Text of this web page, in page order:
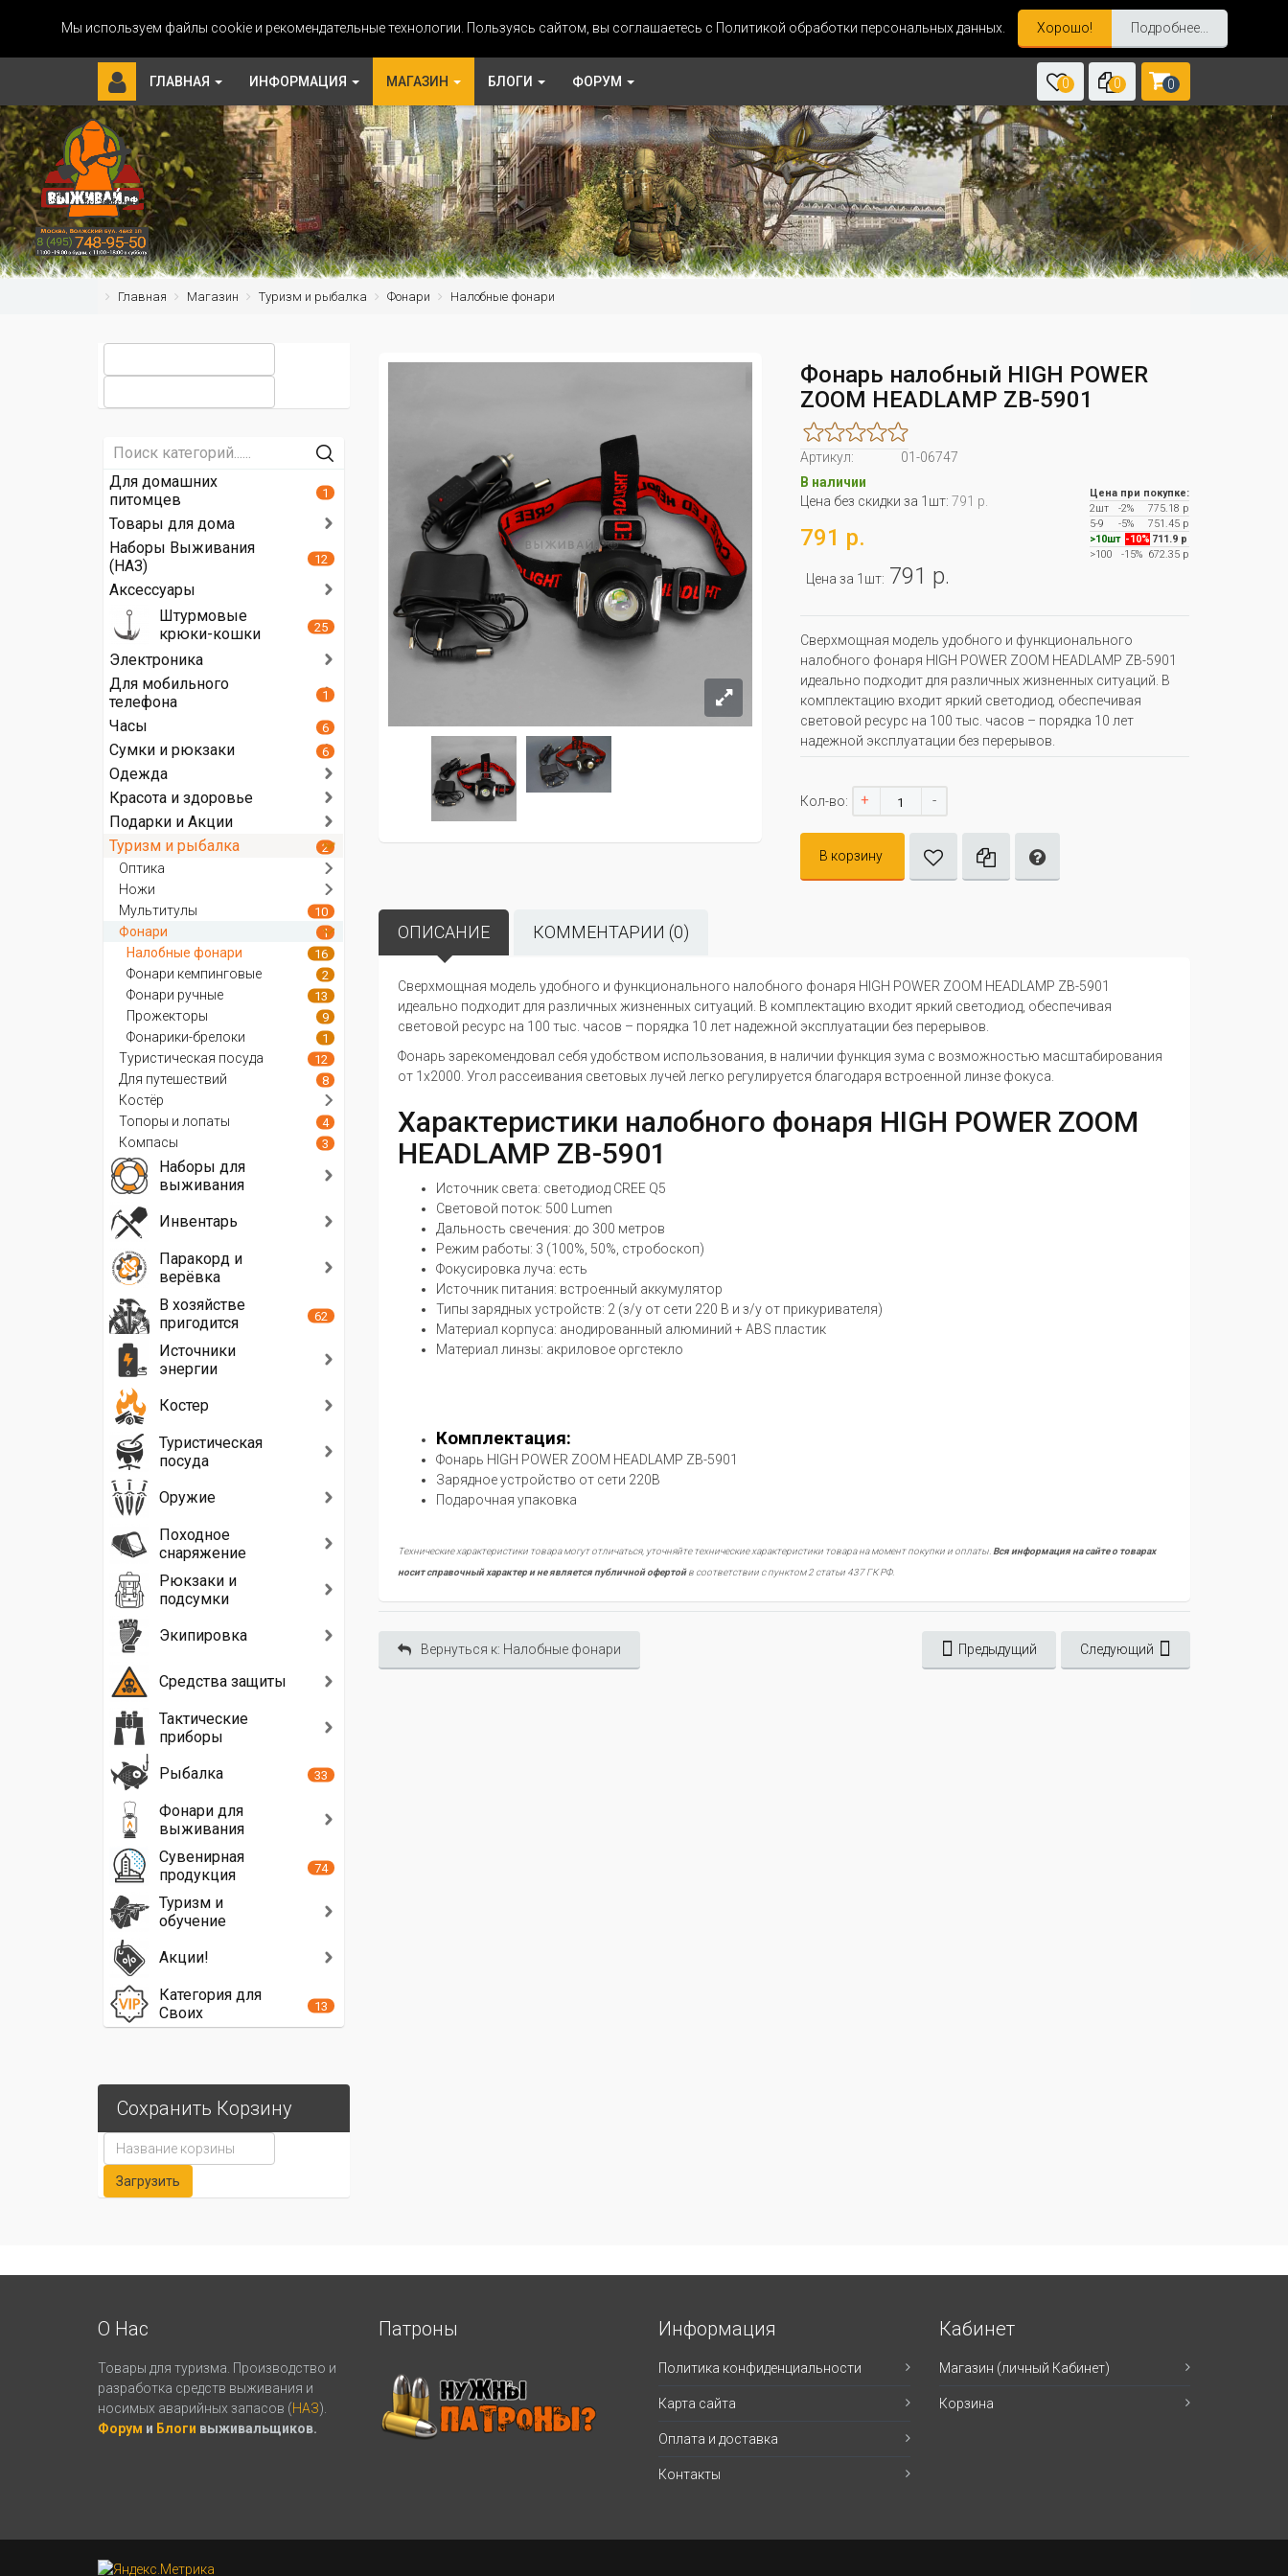
Мы используем файлы cookie и рекомендательные технологии. Пользуясь сайтом, вы соглашаетесь с Политикой обработки персональных данных. Хорошо! Подробнее...
ГЛАВНАЯ ИНФОРМАЦИЯ МАГАЗИН БЛОГИ ФОРУМ 0 0 0
Главная Магазин Туризм и рыбалка Фонари Налобные фонари
Фонарь налобный HIGH POWER
ZOOM HEADLAMP ZB-5901
Артикул:
01-06747
В наличии
Цена без скидки за 1шт: 791 р.
791 р.
Цена за 1шт: 791 р.
Цена при покупке:
2шт
-2%
775.18 р
5-9
-5%
751.45 р
>10шт -10% 711.9 р
>100
-15%672.35 р
Сверхмощная модель удобного и функционального
налобного фонаря HIGH POWER ZOOM HEADLAMP ZB-5901
идеально подходит для различных жизненных ситуаций. В
комплектацию входит яркий светодиод, обеспечивая
световой ресурс на 100 тыс. часов – порядка 10 лет
надежной эксплуатации без перерывов.
Кол-во: + -
В корзину
ОПИСАНИЕ КОММЕНТАРИИ (0)
Сверхмощная модель удобного и функционального налобного фонаря HIGH POWER ZOOM HEADLAMP ZB-5901
идеально подходит для различных жизненных ситуаций. В комплектацию входит яркий светодиод, обеспечивая
световой ресурс на 100 тыс. часов – порядка 10 лет надежной эксплуатации без перерывов.
Фонарь зарекомендовал себя удобством использования, в наличии функция зума с возможностью масштабирования
от 1х2000. Угол рассеивания световых лучей легко регулируется благодаря встроенной линзе фокуса.
Характеристики налобного фонаря HIGH POWER ZOOM
HEADLAMP ZB-5901
Источник света: светодиод CREE Q5
Световой поток: 500 Lumen
Дальность свечения: до 300 метров
Режим работы: 3 (100%, 50%, стробоскоп)
Фокусировка луча: есть
Источник питания: встроенный аккумулятор
Типы зарядных устройств: 2 (з/у от сети 220 В и з/у от прикуривателя)
Материал корпуса: анодированный алюминий + ABS пластик
Материал линзы: акриловое оргстекло
Комплектация:
Фонарь HIGH POWER ZOOM HEADLAMP ZB-5901
Зарядное устройство от сети 220В
Подарочная упаковка
Технические характеристики товара могут отличаться, уточняйте технические характеристики товара на момент покупки и оплаты.Вся информация на сайте о товарах
носит справочный характер и не является публичной офертойв соответствии с пунктом 2 статьи 437 ГК РФ.
Вернуться к: Налобные фонари Предыдущий Следующий
Для домашних
питомцев
1
Товары для дома
Наборы Выживания
(НАЗ)
12
Аксессуары
Штурмовые
крюки-кошки
25
Электроника
Для мобильного
телефона
1
Часы 6
Сумки и рюкзаки 6
Одежда
Красота и здоровье
Подарки и Акции
Туризм и рыбалка
2
Оптика
Ножи
Мультитулы
10
Фонари 1
Налобные фонари 16
Фонари кемпинговые 2
Фонари ручные 13
Прожекторы 9
Фонарики-брелоки 1
Туристическая посуда 12
Для путешествий 8
Костёр
Топоры и лопаты
4
Компасы 3
Наборы для
выживания
Инвентарь
Паракорд и
верёвка
В хозяйстве
пригодится
62
Источники
энергии
Костер
Туристическая
посуда
Оружие
Походное
снаряжение
Рюкзаки и
подсумки
Экипировка
Средства защиты
Тактические
приборы
Рыбалка
33
Фонари для
выживания
Сувенирная
продукция
74
Туризм и
обучение
Акции!
Категория для
Своих
13
Сохранить Корзину
О Нас
Товары для туризма. Производство и
разработка средств выживания и
носимых аварийных запасов (НАЗ).
Форум и Блоги выживальщиков.
Патроны Информация
Политика конфиденциальности
Карта сайта
Оплата и доставка
Контакты
Кабинет
Магазин (личный Кабинет)
Корзина